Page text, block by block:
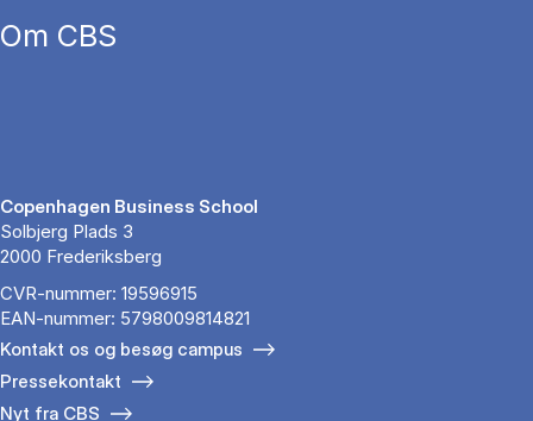
Om CBS
Copenhagen Business School
Solbjerg Plads 3
2000 Frederiksberg
CVR-nummer: 19596915
EAN-nummer: 5798009814821
Kontakt os og besøg campus
Pressekontakt
Nyt fra CBS